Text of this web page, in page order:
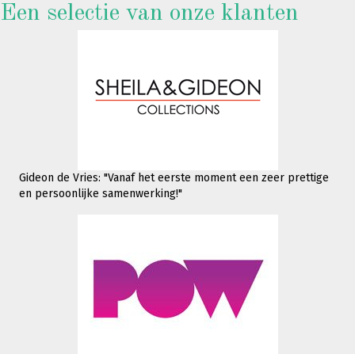
Een selectie van onze klanten
Gideon de Vries: "Vanaf het eerste moment een zeer prettige
en persoonlijke samenwerking!"